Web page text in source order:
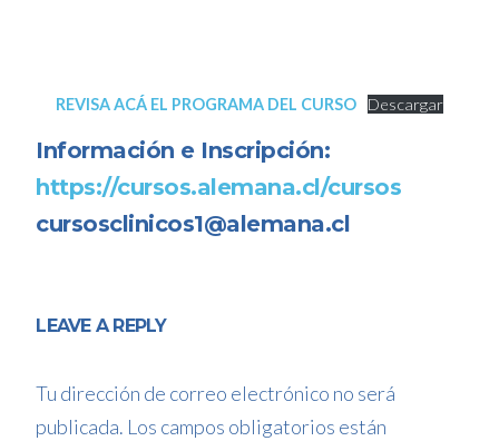
REVISA ACÁ EL PROGRAMA DEL CURSO Descargar
Información e Inscripción:
https://cursos.alemana.cl/cursos
cursosclinicos1@alemana.cl
LEAVE A REPLY
Tu dirección de correo electrónico no será
publicada. Los campos obligatorios están